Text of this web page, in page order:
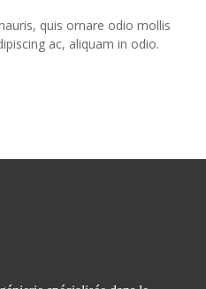
quis ornare odio mollis
ac, aliquam in odio.